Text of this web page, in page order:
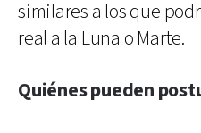
similares a los que
real a la Luna o Marte.
Quiénes pueden